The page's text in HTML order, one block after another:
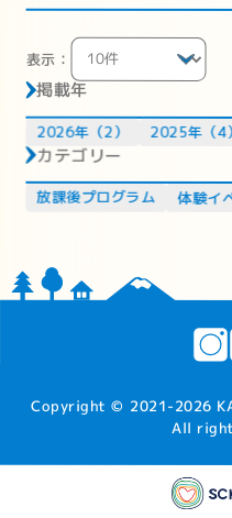
表示：
掲載年
2026年（2） 2025年（4
カテゴリー
放課後プログラム 体験イ
Copyright © 2021-2026
All